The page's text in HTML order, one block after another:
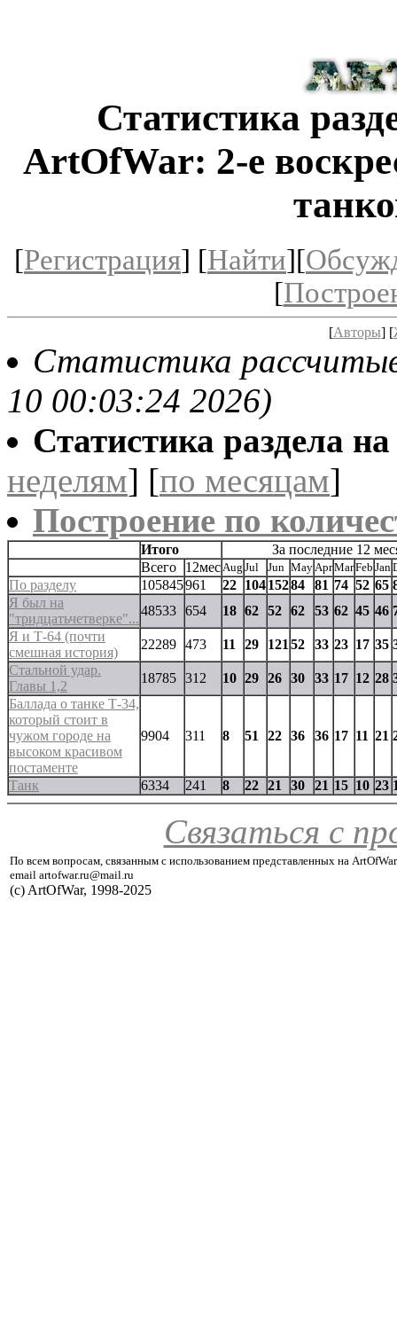
Статистика
ArtOfWar: 2-е
[Регистрация] [Найти][
[
[Авторы] [
Статистика
10 00:03:24 2026)
Статистика раздела
неделям] [по месяцам]
Построение по
Итого
За последние 12
Всего
12мес Aug Jul Jun May AprMarFeb Jan
По разделу 105845961 22 10415284 81 74 52 65
Я был на
"тридцатьчетверке"...
48533 654 18 62 52 62 53 62 45 46
Я и Т-64 (почти
смешная история)
22289 473 11 29 121 52 33 23 17 35
Стальной удар.
Главы 1,2
18785 312 10 29 26 30 33 17 12 28
Баллада о танке Т-34,
который стоит в
чужом городе на
высоком красивом
постаменте
9904 311 8 51 22 36 36 17 11 21
Танк 6334 241 8 22 21 30 21 15 10 23
Связаться с
По всем вопросам, связанным с использованием представленных на
email artofwar.ru@mail.ru
(с) ArtOfWar, 1998-2025